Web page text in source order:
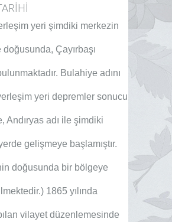
yeri şimdiki merkezin
Çayırbaşı
Bulahiye adını
yeri depremler sonucu
Andıryas adı ile şimdiki
gelişmeye başlamıştır.
doğusunda bir bölgeye
1865 yılında
vi layet düzenlemesinde